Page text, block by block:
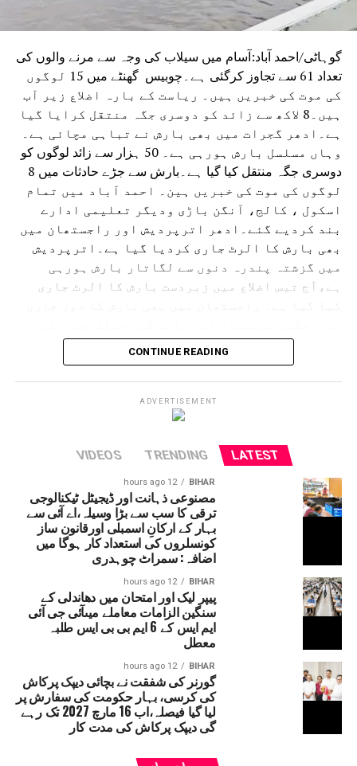
گوہاٹی/احمد آباد:آسام میں سیلاب کی وجہ سے مرنے والوں کی
تعداد 61 سے تجاوز کرگئی ہے۔چوبیس گھنٹے میں 15 لوگوں
کی موت کی خبریں ہیں۔ ریاست کے بارہ اضلاع زیر آب
ہیں۔8 لاکھ سے زائد کو دوسری جگہ منتقل کرایا گیا
ہے۔ادھر گجرات میں بھی بارش نے تباہی مچائی ہے۔
وہاں مسلسل بارش ہورہی ہے۔ 50 ہزار سے زائد لوگوں کو
دوسری جگہ منتقل کیا گیا ہے۔بارش سے جڑے حادثات میں 8
لوگوں کی موت کی خبریں ہین۔ احمد آباد میں تمام
اسکول ، کالج، آنگن باڑی ودیگر تعلیمی ادارے
بند کردیے گئے۔ادھر اترپردیش اور راجستھان میں
بھی بارش کا الرٹ جاری کردیا گیا ہے۔اترپردیش
میں گزشتہ پندرہ دنوں سے لگاتار بارش ہورہی
ہے،آج تیس اضلاع میں زبردست بارش کا الرٹ جاری
لئے الرٹ جاری کردیا ہے۔ حالانکہ جموں وکشمیر
میں لینڈ سلائڈنگ کی وجہ سے آمدورفت ٹھپ تھی لیکن
اب چھ دنوں کے بعد آمدورفت جاری ہوئی ہے۔
امرناتھ یاترا بھی شروع کردی گئی ہے۔
CONTINUE READING
ADVERTISEMENT
LATEST
TRENDING
VIDEOS
BIHAR
12 hours ago
مصنوعی ذہانت اور ڈیجیٹل ٹیکنالوجی
ترقی کا سب سے بڑا وسیلہ،اے آئی سے
بہار کے ارکانِ اسمبلی اورقانون ساز
کونسلروں کی استعداد کار ہوگا میں
اضافہ: سمراٹ چوہدری
BIHAR
12 hours ago
پیپر لیک اور امتحان میں دھاندلی کے
سنگین الزامات معاملے میںآئی جی آئی
ایم ایس کے 6 ایم بی بی ایس طلبہ
معطل
BIHAR
12 hours ago
گورنر کی شفقت نے بچائی دیپک پرکاش
کی کرسی، بہار حکومت کی سفارش پر
لیا گیا فیصلہ،اب 16 مارچ 2027 تک رہے
گی دیپک پرکاش کی مدت کار